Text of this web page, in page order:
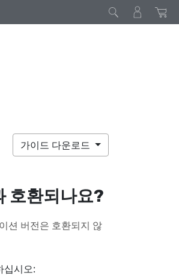
가이드 다운로드
호환되나요?
션 버전은 호환되지 않
십시오: